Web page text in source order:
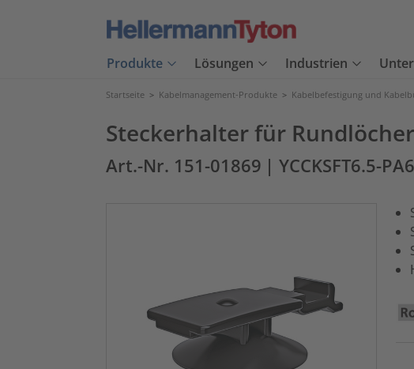
Produkte Lösungen Industrien
Startseite > Kabelmanagement-Produkte > Kabelbefestigung und
Steckerhalter für
Art.-Nr. 151-01869 | YCCKSFT6.5-